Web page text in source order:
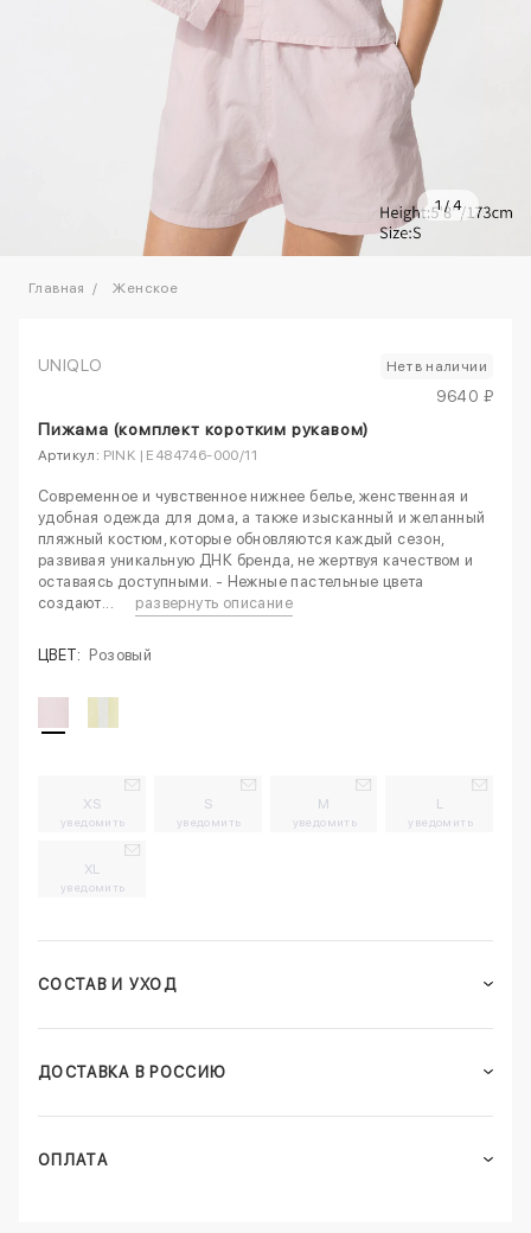
1/4
Главная Женское
UNIQLO Нет в наличии
9640 ₽
Пижама (комплект коротким рукавом)
Артикул: PINK | E484746-000/11
Современное и чувственное нижнее белье, женственная и
удобная одежда для дома, а также изысканный и желанный
пляжный костюм, которые обновляются каждый сезон,
развивая уникальную ДНК бренда, не жертвуя качеством и
оставаясь доступными. - Нежные пастельные цвета
создают...
развернуть описание
ЦВЕТ: Розовый
XS
уведомить
S
уведомить
M
уведомить
L
уведомить
XL
уведомить
СОСТАВ И УХОД
ДОСТАВКА В РОССИЮ
ОПЛАТА